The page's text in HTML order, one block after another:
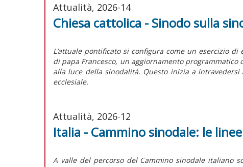
Attualità, 2026-14
Chiesa cattolica - Sinodo sulla
L’attuale pontificato si configura come un esercizio
di papa Francesco, un aggiornamento
alla luce della sinodalità. Questo inizia a
ecclesiale.
Attualità, 2026-12
Italia - Cammino sinodale: le
A valle del percorso del Cammino sinodale italiano